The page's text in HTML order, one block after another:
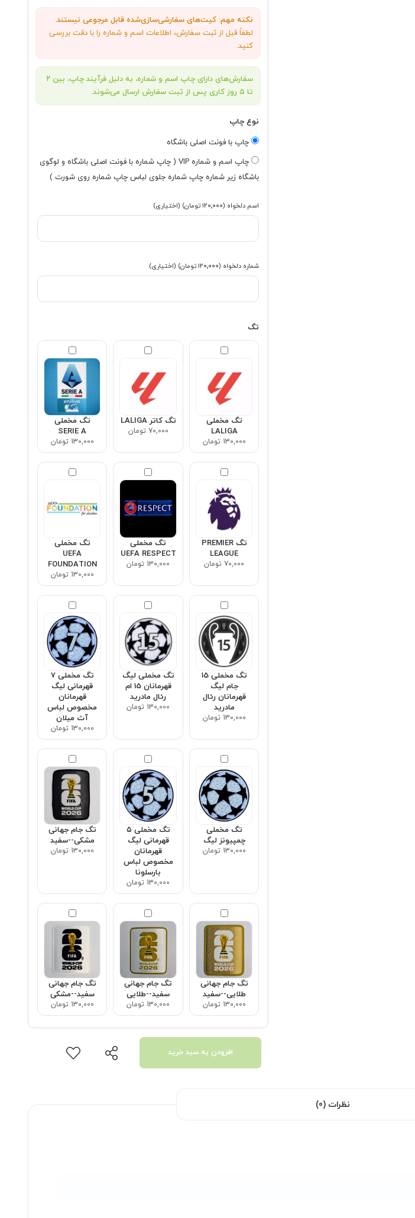
نکته مهم: کیت‌های سفارشی‌سازی‌شده قابل مرجوعی نیستند.
لطفاً قبل از ثبت سفارش، اطلاعات اسم و شماره را با دقت بررسی
کنید.
سفارش‌های دارای چاپ اسم و شماره، به دلیل فرآیند چاپ، بین ۲
تا ۵ روز کاری پس از ثبت سفارش ارسال می‌شوند.
نوع چاپ
چاپ با فونت اصلی باشگاه
چاپ اسم و شماره VIP ( چاپ شماره با فونت اصلی باشگاه و لوگوی
باشگاه زیر شماره چاپ شماره جلوی لباس چاپ شماره روی شورت )
اسم دلخواه (۱۲۰٬۰۰۰ تومان) (اختیاری)
شماره دلخواه (۱۲۰٬۰۰۰ تومان) (اختیاری)
تگ
تگ مخملی
LALIGA
130,000 تومان
تگ کاتر LALIGA
70,000 تومان
تگ مخملی
SERIE A
130,000 تومان
تگ PREMIER
LEAGUE
70,000 تومان
تگ مخملی
UEFA RESPECT
130,000 تومان
تگ مخملی
UEFA
FOUNDATION
130,000 تومان
تگ مخملی 15
جام لیگ
قهرمانان رئال
مادرید
130,000 تومان
تگ مخملی لیگ
قهرمانان 15 ام
رئال مادرید
130,000 تومان
تگ مخملی ۷
قهرمانی لیگ
قهرمانان
مخصوص لباس
آث میلان
130,000 تومان
تگ مخملی
چمپیونز لیگ
130,000 تومان
تگ مخملی ۵
قهرمانی لیگ
قهرمانان
مخصوص لباس
بارسلونا
130,000 تومان
تگ جام جهانی
مشکی--سفید
130,000 تومان
تگ جام جهانی
طلایی--سفید
130,000 تومان
تگ جام جهانی
سفید--طلایی
130,000 تومان
تگ جام جهانی
سفید--مشکی
130,000 تومان
افزودن به سبد خرید
نظرات (0)